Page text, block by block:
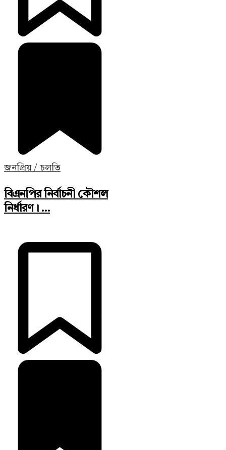
জনপ্রিয় / চলতি
বিএনপির নির্বাচনী কৌশল
নির্ধারণ। ...